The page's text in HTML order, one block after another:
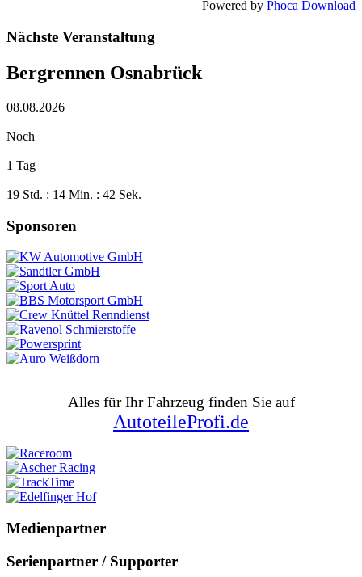
Powered by Phoca Download
Nächste Veranstaltung
Bergrennen Osnabrück
08.08.2026
Noch
1 Tag
19 Std. : 14 Min. : 42 Sek.
Sponsoren
Alles für Ihr Fahrzeug finden Sie auf
AutoteileProfi.de
Medienpartner
Serienpartner / Supporter